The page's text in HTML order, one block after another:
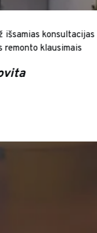
konsultacijas
klausimais